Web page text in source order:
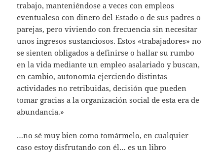
trabajo, manteniéndose a veces con empleos
eventualeso con dinero del Estado o de sus padres o
parejas, pero viviendo con frecuencia sin necesitar
unos ingresos sustanciosos. Estos «trabajadores» no
se sienten obligados a definirse o hallar su rumbo
en la vida mediante un empleo asalariado y buscan,
en cambio, autonomí­a ejerciendo distintas
actividades no retribuidas, decisión que pueden
tomar gracias a la organización social de esta era de
abundancia.»
…no sé muy bien como tomármelo, en cualquier
caso estoy disfrutando con él… es un libro